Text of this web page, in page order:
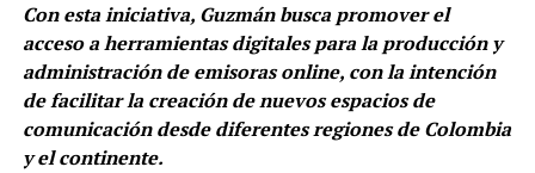
Con esta iniciativa, Guzmán busca promover el
acceso a herramientas digitales para la producción y
administración de emisoras online, con la intención
de facilitar la creación de nuevos espacios de
comunicación desde diferentes regiones de Colombia
y el continente.